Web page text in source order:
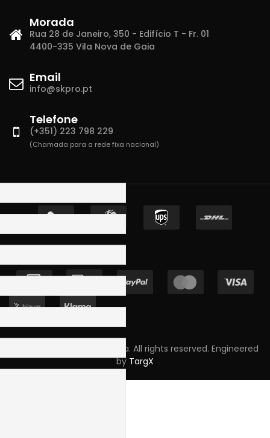
Morada
Rua 28 de Janeiro, 350 - Edifício T - Fr. 01
4400-335 Vila Nova de Gaia
Email
info@skpro.pt
Telefone
(+351) 223 798 229
(Chamada para a rede fixa nacional)
Copyright © 2023 Skpro, Lda. All rights reserved. Engineered
by TargX